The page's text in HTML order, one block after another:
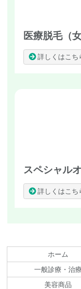
医療脱毛（
詳しくはこち
スペシャル
詳しくはこち
ン
ツ
の
先
ホーム
一般診療・治療
美容商品